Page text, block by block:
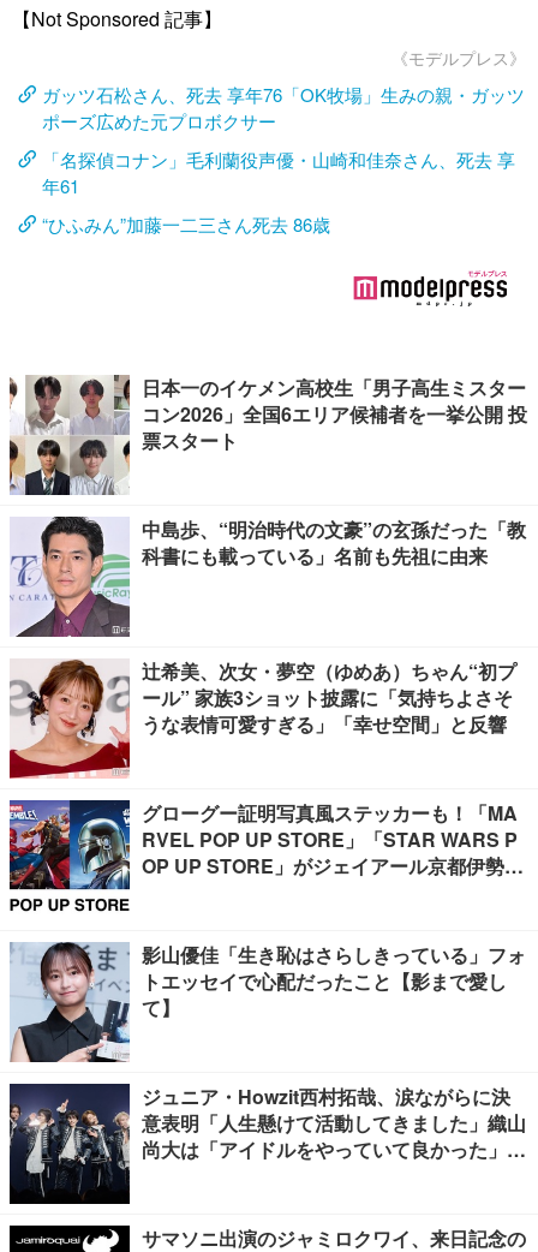
【Not Sponsored 記事】
《モデルプレス》
ガッツ石松さん、死去 享年76「OK牧場」生みの親・ガッツ
ポーズ広めた元プロボクサー
「名探偵コナン」毛利蘭役声優・山崎和佳奈さん、死去 享
年61
“ひふみん”加藤一二三さん死去 86歳
日本一のイケメン高校生「男子高生ミスター
コン2026」全国6エリア候補者を一挙公開 投
票スタート
中島歩、“明治時代の文豪”の玄孫だった「教
科書にも載っている」名前も先祖に由来
辻希美、次女・夢空（ゆめあ）ちゃん“初プ
ール” 家族3ショット披露に「気持ちよさそ
うな表情可愛すぎる」「幸せ空間」と反響
グローグー証明写真風ステッカーも！「MA
RVEL POP UP STORE」「STAR WARS P
OP UP STORE」がジェイアール京都伊勢丹
影山優佳「生き恥はさらしきっている」フォ
トエッセイで心配だったこと【影まで愛し
て】
ジュニア・Howzit西村拓哉、涙ながらに決
意表明「人生懸けて活動してきました」織山
尚大は「アイドルをやっていて良かった」
サマソニ出演のジャミロクワイ、来日記念の